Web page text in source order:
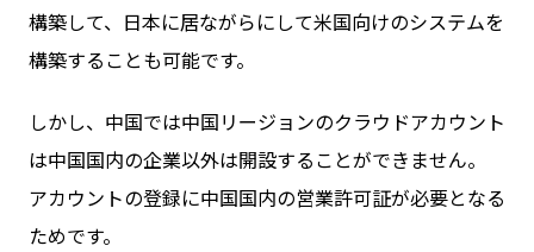
構築して、日本に居ながらにして米国向けのシステムを
構築することも可能です。
しかし、中国では中国リージョンのクラウドアカウント
は中国国内の企業以外は開設することができません。
アカウントの登録に中国国内の営業許可証が必要となる
ためです。